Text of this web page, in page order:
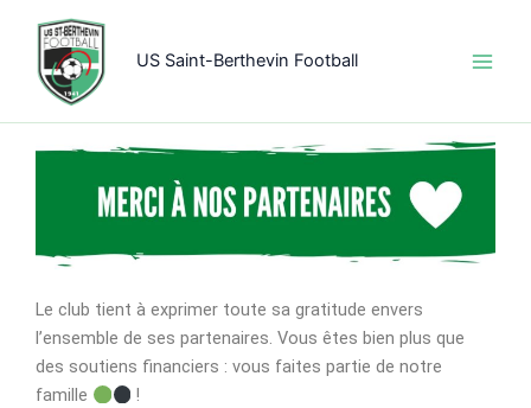
contenu
US Saint-Berthevin Football
Le club tient à exprimer toute sa gratitude envers
l’ensemble de ses partenaires. Vous êtes bien plus que
des soutiens financiers : vous faites partie de notre
famille
!